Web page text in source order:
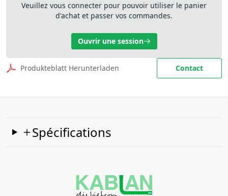
Veuillez vous connecter pour pouvoir utiliser le panier
d'achat et passer vos commandes.
Ouvrir une session
Produkteblatt Herunterladen Contact
Spécifications